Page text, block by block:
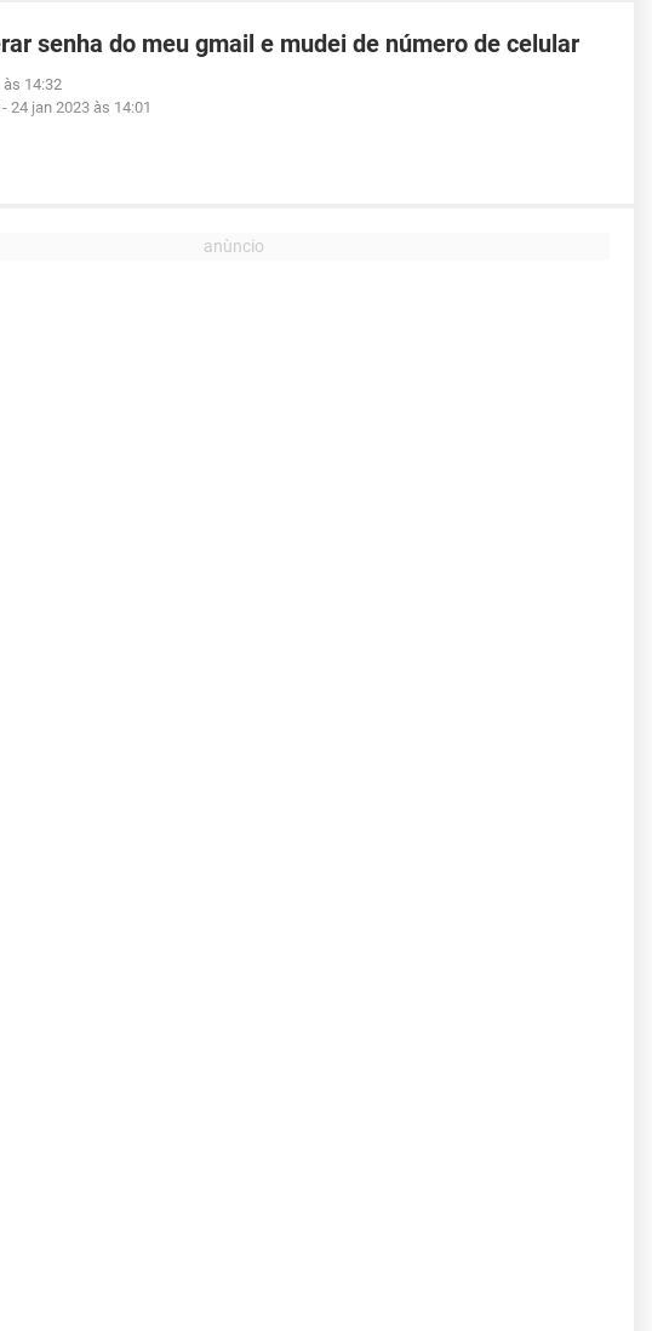
senha do meu gmail e mudei de número de celular
às 14:32
- 24 jan 2023 às 14:01